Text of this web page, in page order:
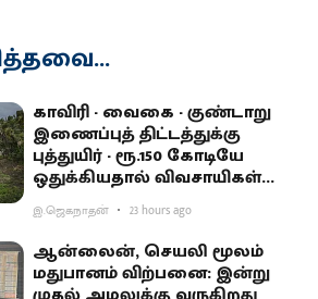
காவிரி - வைகை - குண்டாறு
இணைப்புத் திட்டத்துக்கு
புத்துயிர் - ரூ.150 கோடியே
ஒதுக்கியதால் விவசாயிகள்
ஏமாற்றம்
இ.ஜெகநாதன் 23 hours ago
ஆன்லைன், செயலி மூலம்
மதுபானம் விற்பனை: இன்று